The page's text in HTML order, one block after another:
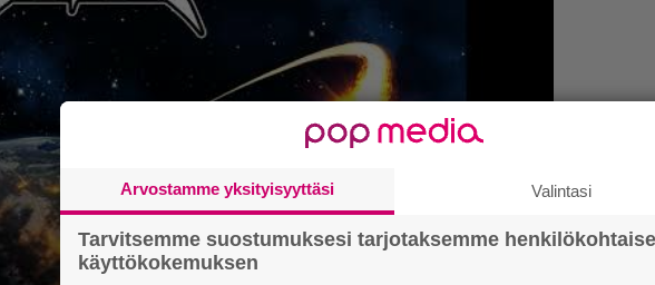
Arvostamme yksityisyyttäsi Valintasi
Tarvitsemme suostumuksesi tarjotaksemme
käyttökokemuksen